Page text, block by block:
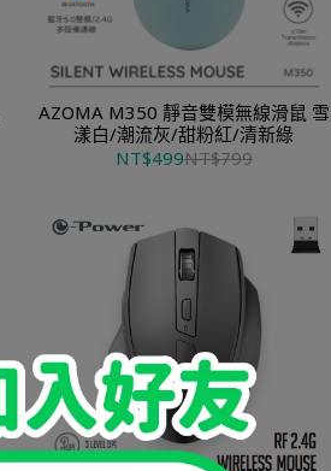
AZOMA M350 靜音雙模無線滑鼠 雪
漾白/潮流灰/甜粉紅/清新綠
NT$499NT$799